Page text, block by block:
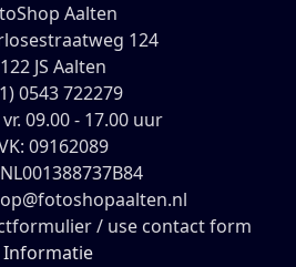
Aalten
124
JS Aalten
0543 722279
09.00 - 17.00 uur
09162089
/ use contact form
Informatie